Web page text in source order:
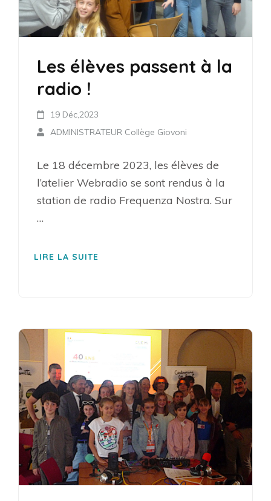
Les élèves passent à la
radio !
19 Déc,2023
ADMINISTRATEUR Collège Giovoni
Le 18 décembre 2023, les élèves de
l’atelier Webradio se sont rendus à la
station de radio Frequenza Nostra. Sur
…
LIRE LA SUITE